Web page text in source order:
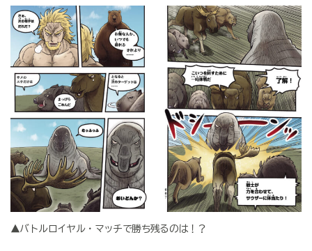
▲バトルロイヤル・マッチで勝ち残るのは！？